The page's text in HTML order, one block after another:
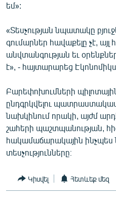
եմ»:
«Տեսչության նպատակը
գումարներ հավաքելը չէ,
անվտանգության եւ
է», - հայտարարեց
Բարեփոխումների
ընդգրկվելու
նախկինում որակի, այժմ
շահերի պաշտպանության,
հակամաճարակային ինչպես
տեսչությունները։
Կիսվել Հետևեք մեզ